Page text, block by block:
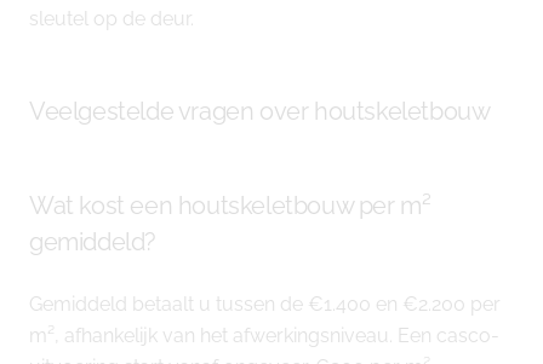
sleutel op de deur.
Veelgestelde vragen over houtskeletbouw
Wat kost een houtskeletbouw per m²
gemiddeld?
Gemiddeld betaalt u tussen de €1.400 en €2.200 per
m², afhankelijk van het afwerkingsniveau. Een casco-